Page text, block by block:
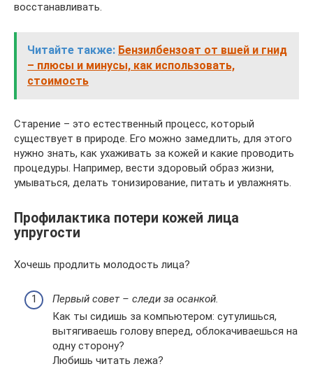
восстанавливать.
Читайте также: Бензилбензоат от вшей и гнид
– плюсы и минусы, как использовать,
стоимость
Старение – это естественный процесс, который
существует в природе. Его можно замедлить, для этого
нужно знать, как ухаживать за кожей и какие проводить
процедуры. Например, вести здоровый образ жизни,
умываться, делать тонизирование, питать и увлажнять.
Профилактика потери кожей лица
упругости
Хочешь продлить молодость лица?
Первый совет – следи за осанкой.
Как ты сидишь за компьютером: сутулишься,
вытягиваешь голову вперед, облокачиваешься на
одну сторону?
Любишь читать лежа?